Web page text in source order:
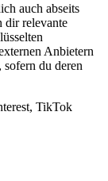
auch abseits
dir relevante
Anbietern
du deren
TikTok